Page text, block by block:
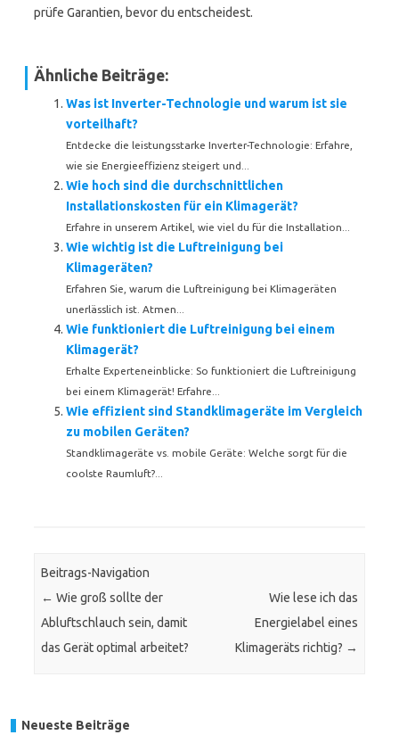
prüfe Garantien, bevor du entscheidest.
Ähnliche Beiträge:
Was ist Inverter-Technologie und warum ist sie
vorteilhaft?
Entdecke die leistungsstarke Inverter-Technologie: Erfahre,
wie sie Energieeffizienz steigert und...
Wie hoch sind die durchschnittlichen
Installationskosten für ein Klimagerät?
Erfahre in unserem Artikel, wie viel du für die Installation...
Wie wichtig ist die Luftreinigung bei
Klimageräten?
Erfahren Sie, warum die Luftreinigung bei Klimageräten
unerlässlich ist. Atmen...
Wie funktioniert die Luftreinigung bei einem
Klimagerät?
Erhalte Experteneinblicke: So funktioniert die Luftreinigung
bei einem Klimagerät! Erfahre...
Wie effizient sind Standklimageräte im Vergleich
zu mobilen Geräten?
Standklimageräte vs. mobile Geräte: Welche sorgt für die
coolste Raumluft?...
Beitrags-Navigation
← Wie groß sollte der
Abluftschlauch sein, damit
das Gerät optimal arbeitet?
Wie lese ich das
Energielabel eines
Klimageräts richtig? →
Neueste Beiträge